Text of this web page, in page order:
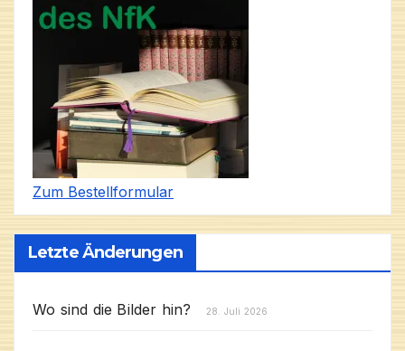
Zum Bestellformular
Letzte Änderungen
Wo sind die Bilder hin? 28. Juli 2026